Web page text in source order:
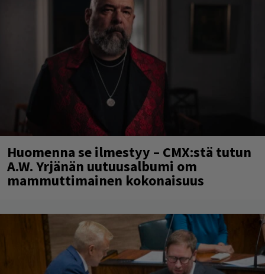
Huomenna se ilmestyy – CMX:stä tutun
A.W. Yrjänän uutuusalbumi om
mammuttimainen kokonaisuus